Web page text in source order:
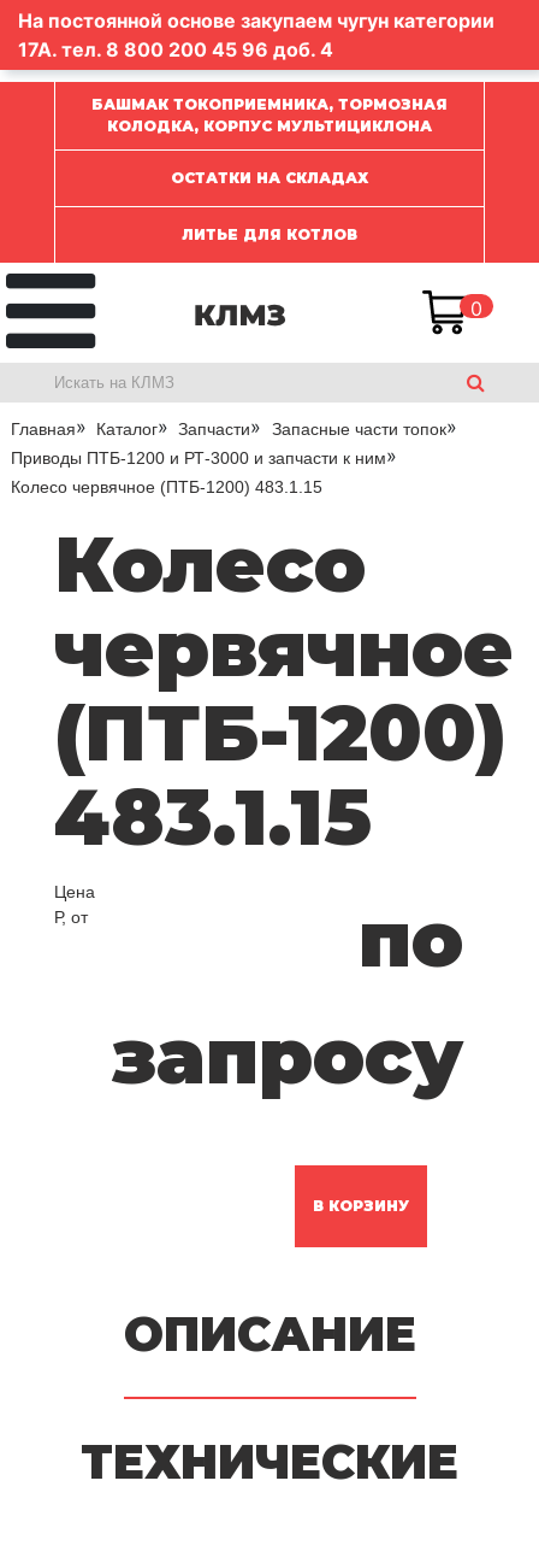
На постоянной основе закупаем чугун категории
17А. тел. 8 800 200 45 96 доб. 4
БАШМАК ТОКОПРИЕМНИКА, ТОРМОЗНАЯ
КОЛОДКА, КОРПУС МУЛЬТИЦИКЛОНА
ОСТАТКИ НА СКЛАДАХ
ЛИТЬЕ ДЛЯ КОТЛОВ
0
Главная Каталог Запчасти
Запасные части топок
Приводы ПТБ-1200 и РТ-3000 и запчасти к ним
Колесо червячное (ПТБ-1200) 483.1.15
Колесо
червячное
(ПТБ-1200)
483.1.15
Цена
Р, от
по
запросу
В КОРЗИНУ
ОПИСАНИЕ
ТЕХНИЧЕСКИЕ